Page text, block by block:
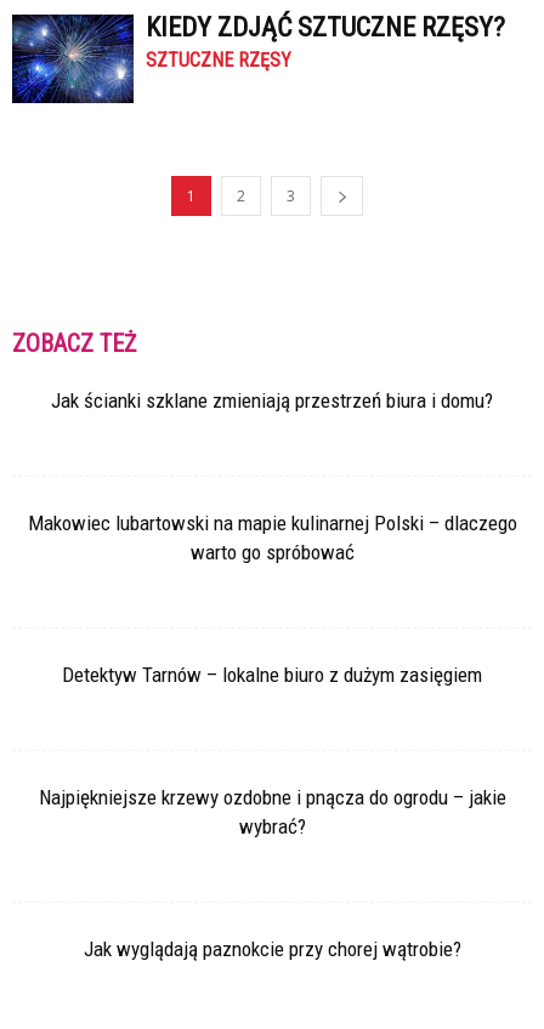
KIEDY ZDJĄĆ SZTUCZNE RZĘSY?
SZTUCZNE RZĘSY
1 2 3
ZOBACZ TEŻ
Jak ścianki szklane zmieniają przestrzeń biura i domu?
Makowiec lubartowski na mapie kulinarnej Polski – dlaczego
warto go spróbować
Detektyw Tarnów – lokalne biuro z dużym zasięgiem
Najpiękniejsze krzewy ozdobne i pnącza do ogrodu – jakie
wybrać?
Jak wyglądają paznokcie przy chorej wątrobie?